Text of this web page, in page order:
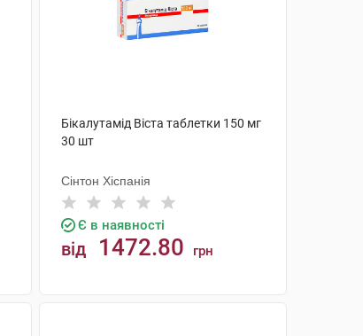
Бікалутамід Віста таблетки 150 мг
30 шт
Сінтон Хіспанія
Є в наявності
від 1472.80 грн